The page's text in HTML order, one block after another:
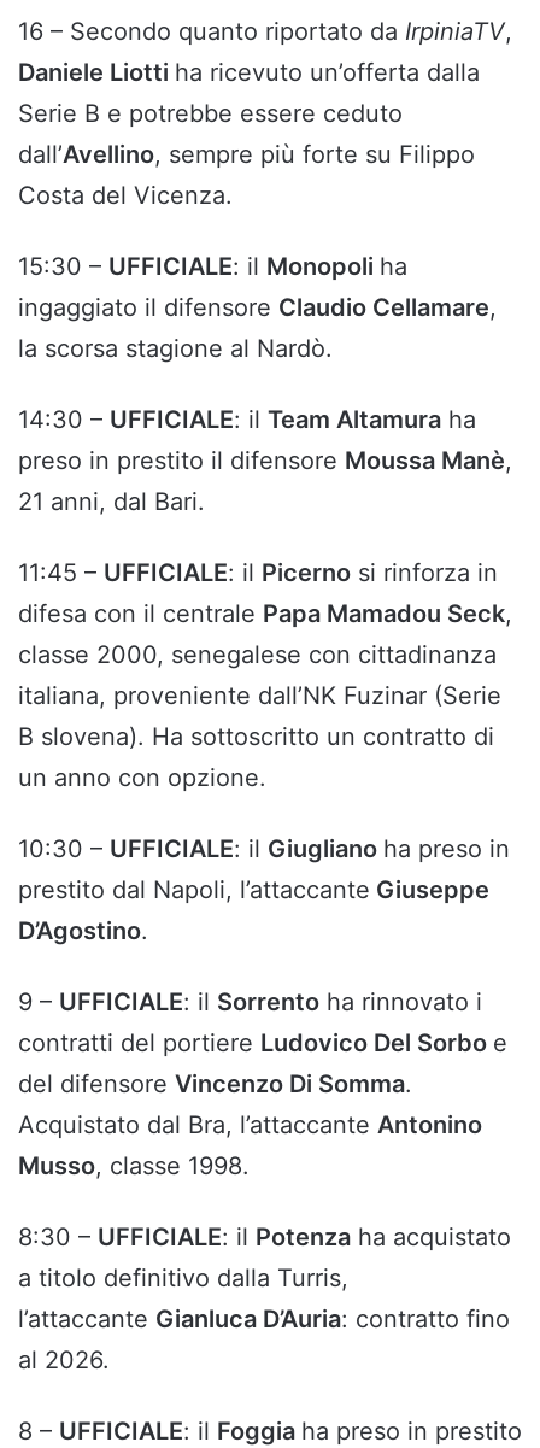
16 – Secondo quanto riportato da IrpiniaTV,
Daniele Liotti ha ricevuto un’offerta dalla
Serie B e potrebbe essere ceduto
dall’Avellino, sempre più forte su Filippo
Costa del Vicenza.
15:30 – UFFICIALE: il Monopoli ha
ingaggiato il difensore Claudio Cellamare,
la scorsa stagione al Nardò.
14:30 – UFFICIALE: il Team Altamura ha
preso in prestito il difensore Moussa Manè,
21 anni, dal Bari.
11:45 – UFFICIALE: il Picerno si rinforza in
difesa con il centrale Papa Mamadou Seck,
classe 2000, senegalese con cittadinanza
italiana, proveniente dall’NK Fuzinar (Serie
B slovena). Ha sottoscritto un contratto di
un anno con opzione.
10:30 – UFFICIALE: il Giugliano ha preso in
prestito dal Napoli, l’attaccante Giuseppe
D’Agostino.
9 – UFFICIALE: il Sorrento ha rinnovato i
contratti del portiere Ludovico Del Sorbo e
del difensore Vincenzo Di Somma.
Acquistato dal Bra, l’attaccante Antonino
Musso, classe 1998.
8:30 – UFFICIALE: il Potenza ha acquistato
a titolo definitivo dalla Turris,
l’attaccante Gianluca D’Auria: contratto fino
al 2026.
8 – UFFICIALE: il Foggia ha preso in prestito